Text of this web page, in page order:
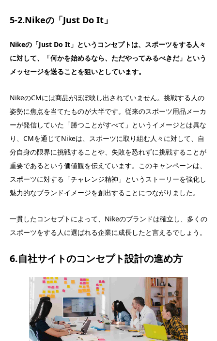
5-2.Nikeの「Just Do It」
Nikeの「Just Do It」というコンセプトは、スポーツをする人々
に対して、「何かを始めるなら、ただやってみるべきだ」という
メッセージを送ることを狙いとしています。
NikeのCMには商品がほぼ映し出されていません。挑戦する人の
姿勢に焦点を当てたものが大半です。従来のスポーツ用品メーカ
ーが発信していた「勝つことがすべて」というイメージとは異な
り、CMを通じてNikeは、スポーツに取り組む人々に対して、自
分自身の限界に挑戦することや、失敗を恐れずに挑戦することが
重要であるという価値観を伝えています。このキャンペーンは、
スポーツに対する「チャレンジ精神」というストーリーを強化し
魅力的なブランドイメージを創出することにつながりました。
一貫したコンセプトによって、Nikeのブランドは確立し、多くの
スポーツをする人に選ばれる企業に成長したと言えるでしょう。
6.自社サイトのコンセプト設計の進め方